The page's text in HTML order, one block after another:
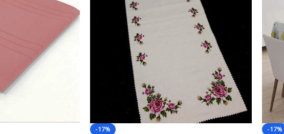
-17% -17%